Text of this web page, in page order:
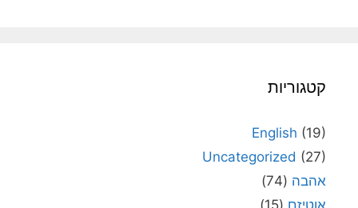
קטגוריות
English (19)
Uncategorized (27)
אהבה (74)
אוטיזם (15)